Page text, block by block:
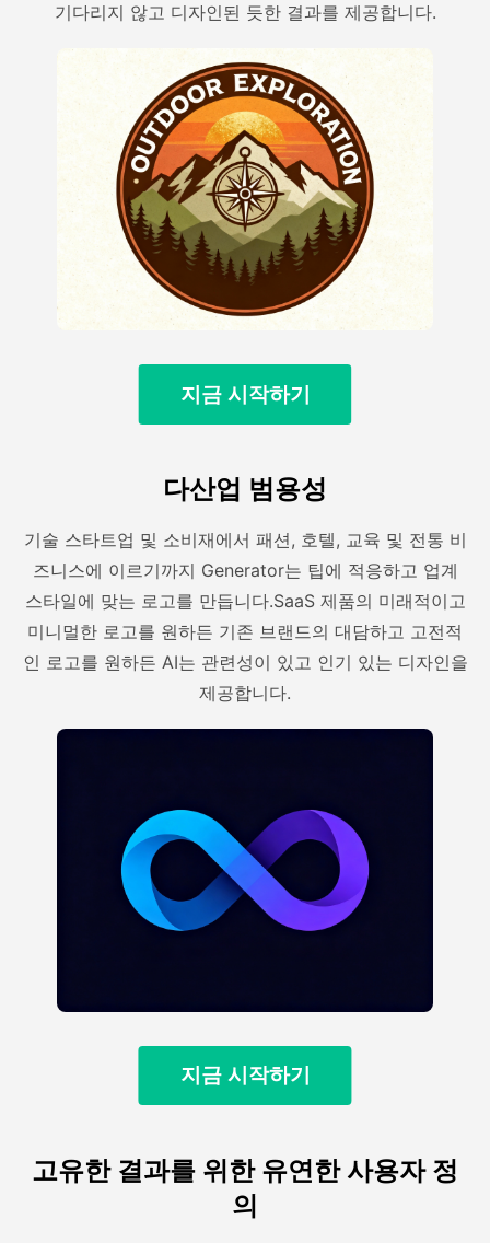
기다리지 않고 디자인된 듯한 결과를 제공합니다.
지금 시작하기
다산업 범용성
기술 스타트업 및 소비재에서 패션, 호텔, 교육 및 전통 비
즈니스에 이르기까지 Generator는 팁에 적응하고 업계
스타일에 맞는 로고를 만듭니다.SaaS 제품의 미래적이고
미니멀한 로고를 원하든 기존 브랜드의 대담하고 고전적
인 로고를 원하든 AI는 관련성이 있고 인기 있는 디자인을
제공합니다.
지금 시작하기
고유한 결과를 위한 유연한 사용자 정
의